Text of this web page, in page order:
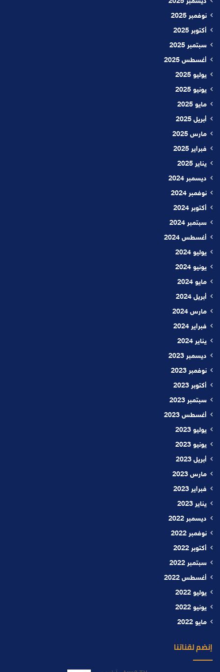
نوفمبر 2025
أكتوبر 2025
سبتمبر 2025
أغسطس 2025
يوليو 2025
يونيو 2025
مايو 2025
أبريل 2025
مارس 2025
فبراير 2025
يناير 2025
ديسمبر 2024
نوفمبر 2024
أكتوبر 2024
سبتمبر 2024
أغسطس 2024
يوليو 2024
يونيو 2024
مايو 2024
أبريل 2024
مارس 2024
فبراير 2024
يناير 2024
ديسمبر 2023
نوفمبر 2023
أكتوبر 2023
سبتمبر 2023
أغسطس 2023
يوليو 2023
يونيو 2023
أبريل 2023
مارس 2023
فبراير 2023
يناير 2023
ديسمبر 2022
نوفمبر 2022
أكتوبر 2022
سبتمبر 2022
أغسطس 2022
يوليو 2022
يونيو 2022
مايو 2022
إنضم لقناتنا